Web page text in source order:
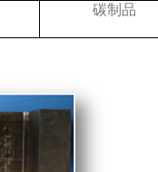
碳制品